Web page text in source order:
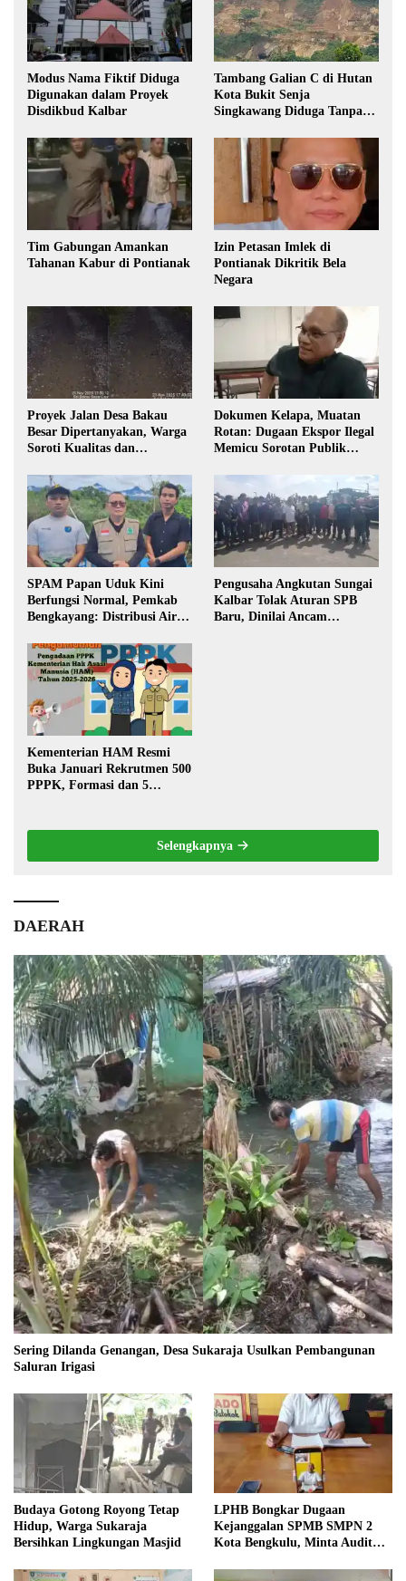
Modus Nama Fiktif Diduga
Digunakan dalam Proyek
Disdikbud Kalbar
Tambang Galian C di Hutan
Kota Bukit Senja
Singkawang Diduga Tanpa
Tim Gabungan Amankan
Tahanan Kabur di Pontianak
Izin Petasan Imlek di
Pontianak Dikritik Bela
Negara
Proyek Jalan Desa Bakau
Besar Dipertanyakan, Warga
Soroti Kualitas dan
Pembangunan
Dokumen Kelapa, Muatan
Rotan: Dugaan Ekspor Ilegal
Memicu Sorotan Publik
SPAM Papan Uduk Kini
Berfungsi Normal, Pemkab
Bengkayang: Distribusi Air
Warga
Pengusaha Angkutan Sungai
Kalbar Tolak Aturan SPB
Baru, Dinilai Ancam
Kementerian HAM Resmi
Buka Januari Rekrutmen 500
PPPK, Formasi dan 5
Selengkapnya
DAERAH
Sering Dilanda Genangan, Desa Sukaraja Usulkan Pembangunan
Saluran Irigasi
Budaya Gotong Royong Tetap
Hidup, Warga Sukaraja
Bersihkan Lingkungan Masjid
LPHB Bongkar Dugaan
Kejanggalan SPMB SMPN 2
Kota Bengkulu, Minta Audit